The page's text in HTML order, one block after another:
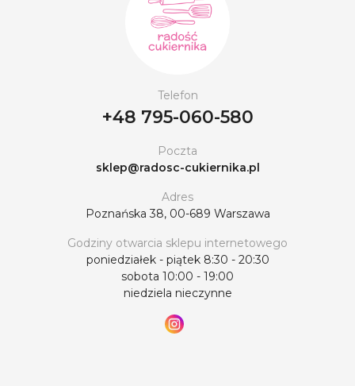
Telefon
+48 795-060-580
Poczta
sklep@radosc-cukiernika.pl
Adres
Poznańska 38, 00-689 Warszawa
Godziny otwarcia sklepu internetowego
poniedziałek - piątek 8:30 - 20:30
sobota 10:00 - 19:00
niedziela nieczynne